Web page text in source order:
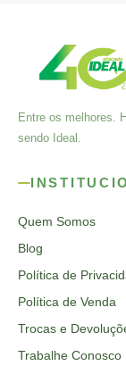
Entre os melhores.
sendo Ideal.
Quem Somos
Blog
Política de
Política de Venda
Trocas e
Trabalhe Conosco